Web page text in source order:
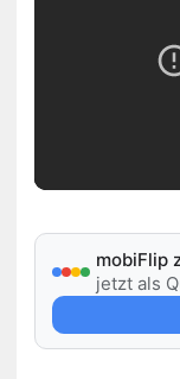
mobiFlip
jetzt als